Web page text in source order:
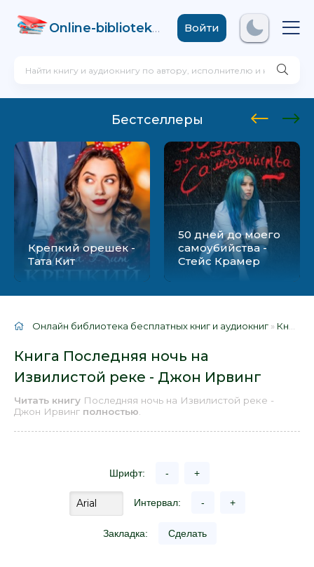
Online-biblioteka .comВойти
Бестселлеры
Крепкий орешек -
Тата Кит
50 дней до моего
самоубийства -
Стейс Крамер
Онлайн библиотека бесплатных книг и аудиокниг » Книги
Книга Последняя ночь на
Извилистой реке - Джон Ирвинг
Читать книгу Последняя ночь на Извилистой реке -
Джон Ирвинг полностью
Шрифт: - +
Интервал: - +
Закладка: Сделать